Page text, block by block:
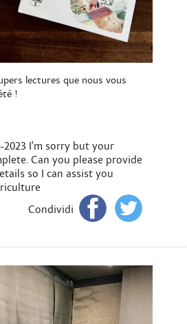
lectures que nous vous
!
I'm sorry but your
Can you please provide
so I can assist you
Condividi